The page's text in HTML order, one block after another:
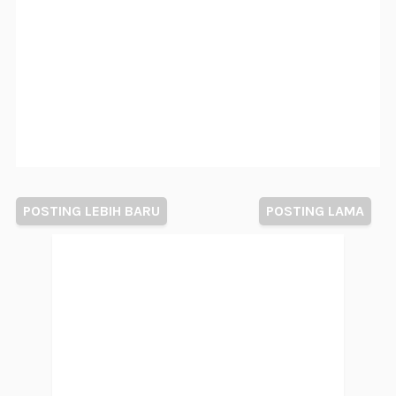
POSTING LEBIH BARU POSTING LAMA